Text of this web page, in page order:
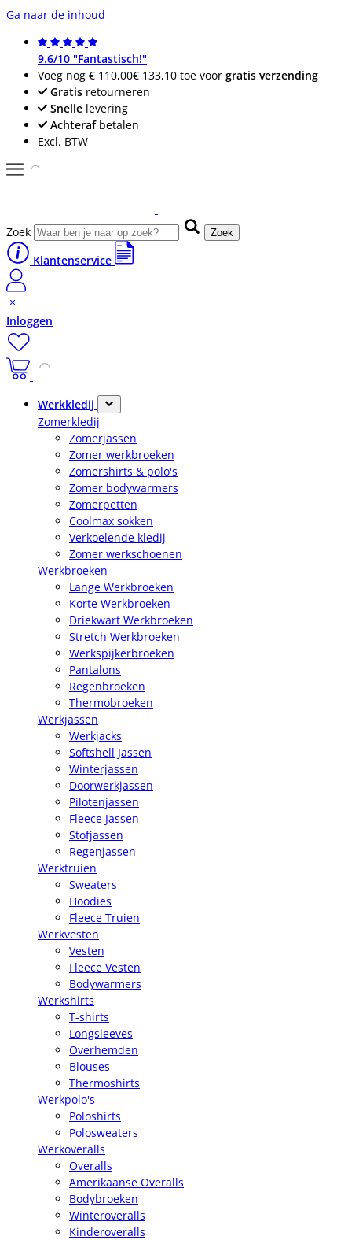
Ga naar de inhoud
9.6/10 "Fantastisch!"
Voeg nog € 110,00€ 133,10 toe voor gratis verzending
Gratis retourneren
Snelle levering
Achterafbetalen
Excl. BTW
Zoek Zoek
Klantenservice
Inloggen
Werkkledij
Zomerkledij
Zomerjassen
Zomer werkbroeken
Zomershirts & polo's
Zomer bodywarmers
Zomerpetten
Coolmax sokken
Verkoelende kledij
Zomer werkschoenen
Werkbroeken
Lange Werkbroeken
Korte Werkbroeken
Driekwart Werkbroeken
Stretch Werkbroeken
Werkspijkerbroeken
Pantalons
Regenbroeken
Thermobroeken
Werkjassen
Werkjacks
Softshell Jassen
Winterjassen
Doorwerkjassen
Pilotenjassen
Fleece Jassen
Stofjassen
Regenjassen
Werktruien
Sweaters
Hoodies
Fleece Truien
Werkvesten
Vesten
Fleece Vesten
Bodywarmers
Werkshirts
T-shirts
Longsleeves
Overhemden
Blouses
Thermoshirts
Werkpolo's
Poloshirts
Polosweaters
Werkoveralls
Overalls
Amerikaanse Overalls
Bodybroeken
Winteroveralls
Kinderoveralls